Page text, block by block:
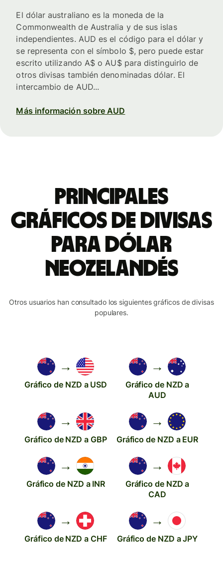
El dólar australiano es la moneda de la
Commonwealth de Australia y de sus islas
independientes. AUD es el código para el dólar y
se representa con el símbolo $, pero puede estar
escrito utilizando A$ o AU$ para distinguirlo de
otros divisas también denominadas dólar. El
intercambio de AUD...
Más información sobre AUD
Principales
gráficos de divisas
para dólar
neozelandés
Otros usuarios han consultado los siguientes gráficos de divisas
populares.
→
Gráfico de NZD a USD
→
Gráfico de NZD a
AUD
→
Gráfico de NZD a GBP
→
Gráfico de NZD a EUR
→
Gráfico de NZD a INR
→
Gráfico de NZD a
CAD
→
Gráfico de NZD a CHF
→
Gráfico de NZD a JPY